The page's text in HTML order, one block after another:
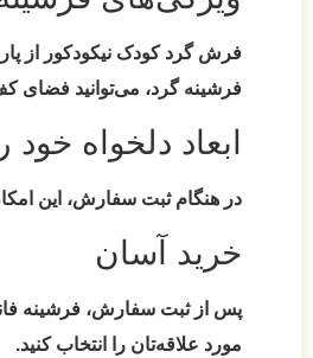
فرش گرد کودک نیکودکور از
فرشینه گرد، می‌توانید فضای
ابعاد دلخواه خود
در هنگام ثبت سفارش، این
خرید آسان
پس از ثبت سفارش، فرشینه
مورد علاقه‌تان را انتخاب کنید.